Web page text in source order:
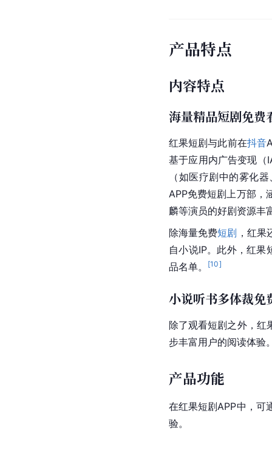
产品特点
内容特点
海量精品短剧免费
红果短剧与此前在抖音
基于应用内广告变现（
（如医疗剧中的雾化
APP免费短剧上万部，
麟等演员的好剧资源丰
除海量免费短剧 ，红
自小说IP。此外，红果
品名单。
[10]
小说听书多体裁免
除了观看短剧之外，红
步丰富用户的阅读体验
产品功能
在红果短剧APP中，可
验。